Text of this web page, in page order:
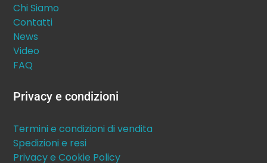
Chi Siamo
Contatti
News
Video
FAQ
Privacy e condizioni
Termini e condizioni di vendita
Spedizioni e resi
Privacy e Cookie Policy